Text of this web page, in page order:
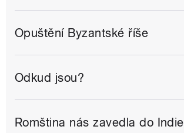
Opuštění Byzantské říše
Odkud jsou?
Romština nás zavedla do Indie